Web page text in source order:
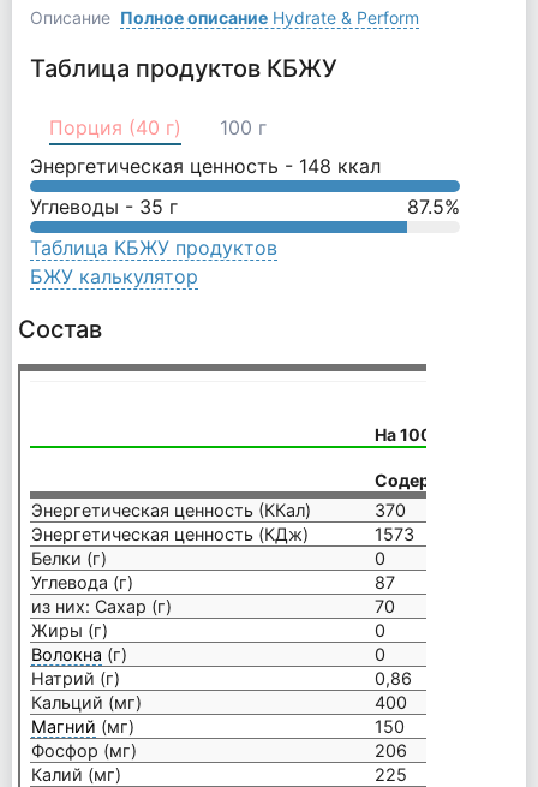
Описание Полное описаниеHydrate & Perform
Таблица продуктов КБЖУ
Порция (40 г)
100 г
Энергетическая ценность - 148 ккал
Углеводы - 35 г 87.5%
Таблица КБЖУ продуктов
БЖУ калькулятор
Состав
На 100 г продукта
Содержание
Энергетическая ценность (ККал)
370
Энергетическая ценность (КДж)
1573
Белки (г)
0
Углевода (г)
87
из них: Сахар (г)
70
Жиры (г)
0
Волокна (г) 0
Натрий (г)
0,86
Кальций (мг)
400
Магний (мг) 150
Фосфор (мг)
206
Калий (мг)
225